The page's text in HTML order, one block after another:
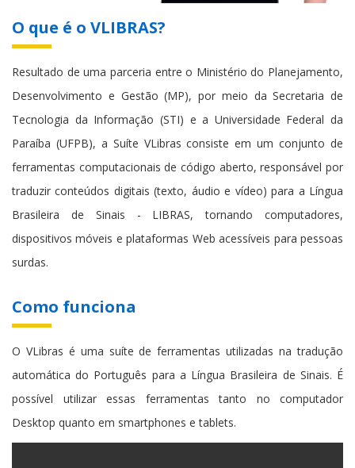
O que é o VLIBRAS?
Resultado de uma parceria entre o Ministério do Planejamento,
Desenvolvimento e Gestão (MP), por meio da Secretaria de
Tecnologia da Informação (STI) e a Universidade Federal da
Paraíba (UFPB), a Suíte VLibras consiste em um conjunto de
ferramentas computacionais de código aberto, responsável por
traduzir conteúdos digitais (texto, áudio e vídeo) para a Língua
Brasileira de Sinais - LIBRAS, tornando computadores,
dispositivos móveis e plataformas Web acessíveis para pessoas
surdas.
Como funciona
O VLibras é uma suíte de ferramentas utilizadas na tradução
automática do Português para a Língua Brasileira de Sinais. É
possível utilizar essas ferramentas tanto no computador
Desktop quanto em smartphones e tablets.